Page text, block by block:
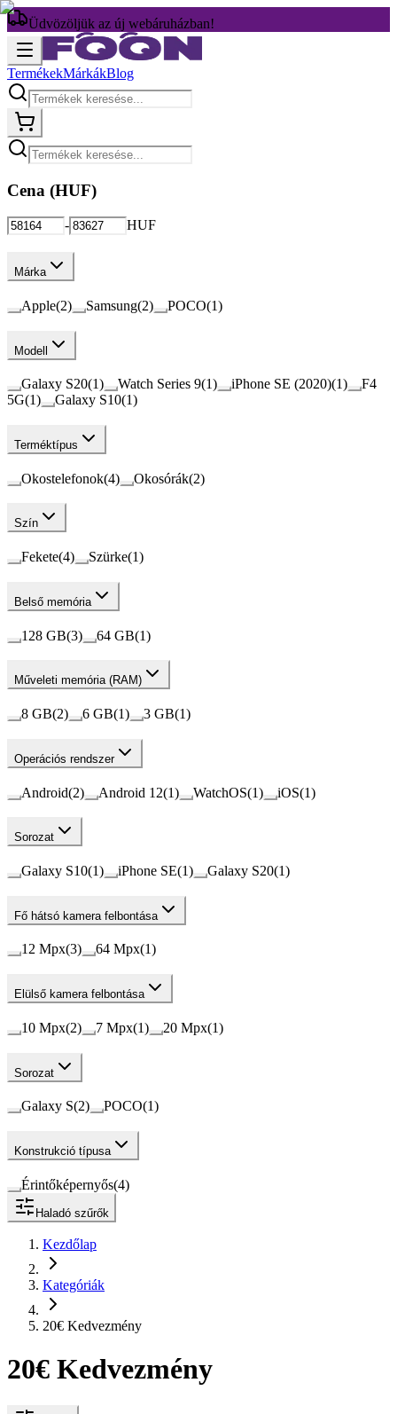
Üdvözöljük az új webáruházban!
TermékekMárkákBlog
Cena (HUF)
- HUF
Márka
Apple(2) Samsung(2) POCO(1)
Modell
Galaxy S20(1) Watch Series 9(1) iPhone SE (2020)(1)
F4
5G(1) Galaxy S10(1)
Terméktípus
Okostelefonok(4) Okosórák(2)
Szín
Fekete(4) Szürke(1)
Belső memória
128 GB(3) 64 GB(1)
Műveleti memória (RAM)
8 GB(2) 6 GB(1) 3 GB(1)
Operációs rendszer
Android(2) Android 12(1) WatchOS(1) iOS(1)
Sorozat
Galaxy S10(1) iPhone SE(1) Galaxy S20(1)
Fő hátsó kamera felbontása
12 Mpx(3) 64 Mpx(1)
Elülső kamera felbontása
10 Mpx(2) 7 Mpx(1) 20 Mpx(1)
Sorozat
Galaxy S(2) POCO(1)
Konstrukció típusa
Érintőképernyős(4)
Haladó szűrők
Kezdőlap
Kategóriák
20€ Kedvezmény
20€ Kedvezmény